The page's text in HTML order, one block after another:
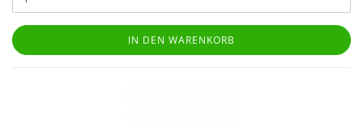
IN DEN WARENKORB